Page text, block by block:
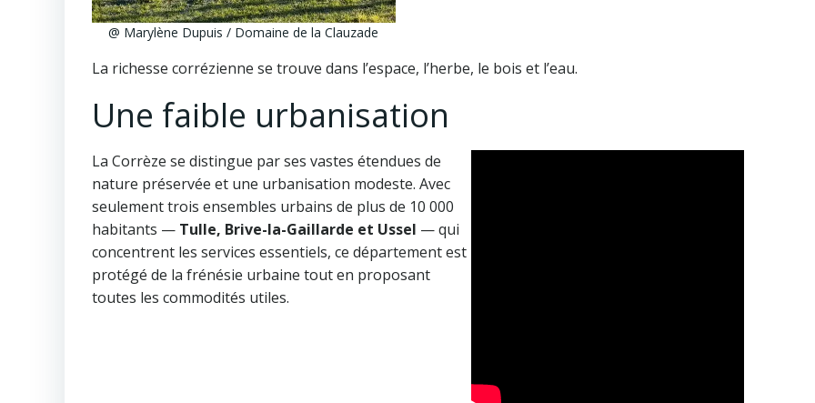
@ Marylène Dupuis / Domaine de la Clauzade
La richesse corrézienne se trouve dans l’espace, l’herbe, le bois et l’eau.
Une faible urbanisation
La Corrèze se distingue par ses vastes étendues de
nature préservée et une urbanisation modeste. Avec
seulement trois ensembles urbains de plus de 10 000
habitants — Tulle, Brive-la-Gaillarde et Ussel — qui
concentrent les services essentiels, ce département est
protégé de la frénésie urbaine tout en proposant
toutes les commodités utiles.